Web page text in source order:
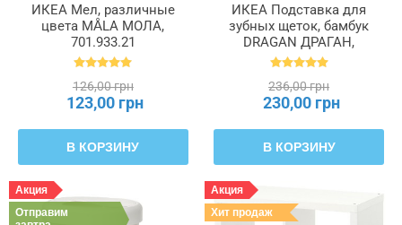
ИКЕА Мел, различные
цвета MÅLA МОЛА,
701.933.21
126,00 грн
123,00 грн
В КОРЗИНУ
ИКЕА Подставка для
зубных щеток, бамбук
DRAGAN ДРАГАН,
302.714.91
236,00 грн
230,00 грн
В КОРЗИНУ
Акция
Отправим
Акция
Хит продаж